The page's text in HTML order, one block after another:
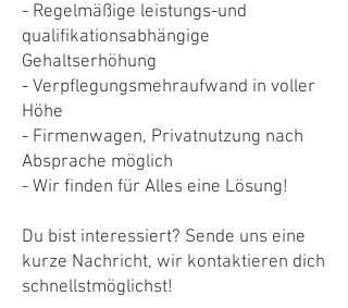
- Regelmäßige leistungs-und
qualifikationsabhängige
Gehaltserhöhung
- Verpflegungsmehraufwand in voller
Höhe
- Firmenwagen, Privatnutzung nach
Absprache möglich
- Wir finden für Alles eine Lösung!
Du bist interessiert? Sende uns eine
kurze Nachricht, wir kontaktieren dich
schnellstmöglichst!